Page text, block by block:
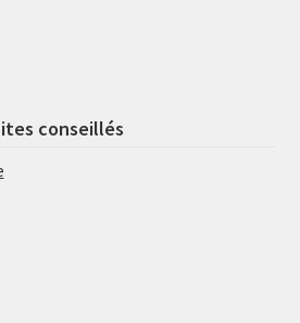
conseillés